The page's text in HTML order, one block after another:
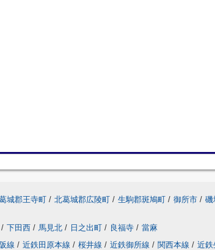
城郡王寺町 / 北葛城郡広陵町 / 生駒郡斑鳩町 / 御所市 / 磯
/ 下田西 / 馬見北 / 日之出町 / 良福寺 / 當麻
線 / 近鉄田原本線 / 桜井線 / 近鉄御所線 / 関西本線 / 近鉄